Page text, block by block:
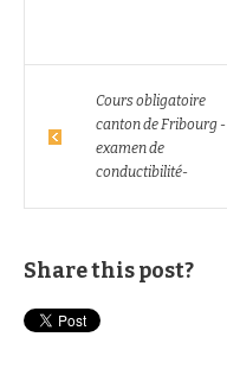
Cours obligatoire
canton de Fribourg -
examen de
conductibilité-
Share this post?